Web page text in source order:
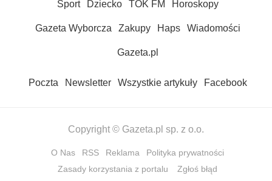
Sport Dziecko TOK FM Horoskopy
Gazeta Wyborcza Zakupy Haps Wiadomości
Gazeta.pl
Poczta Newsletter Wszystkie artykuły Facebook
Copyright © Gazeta.pl sp. z o.o.
O Nas RSS Reklama
Polityka prywatności
Zasady korzystania z portalu
Zgłoś błąd